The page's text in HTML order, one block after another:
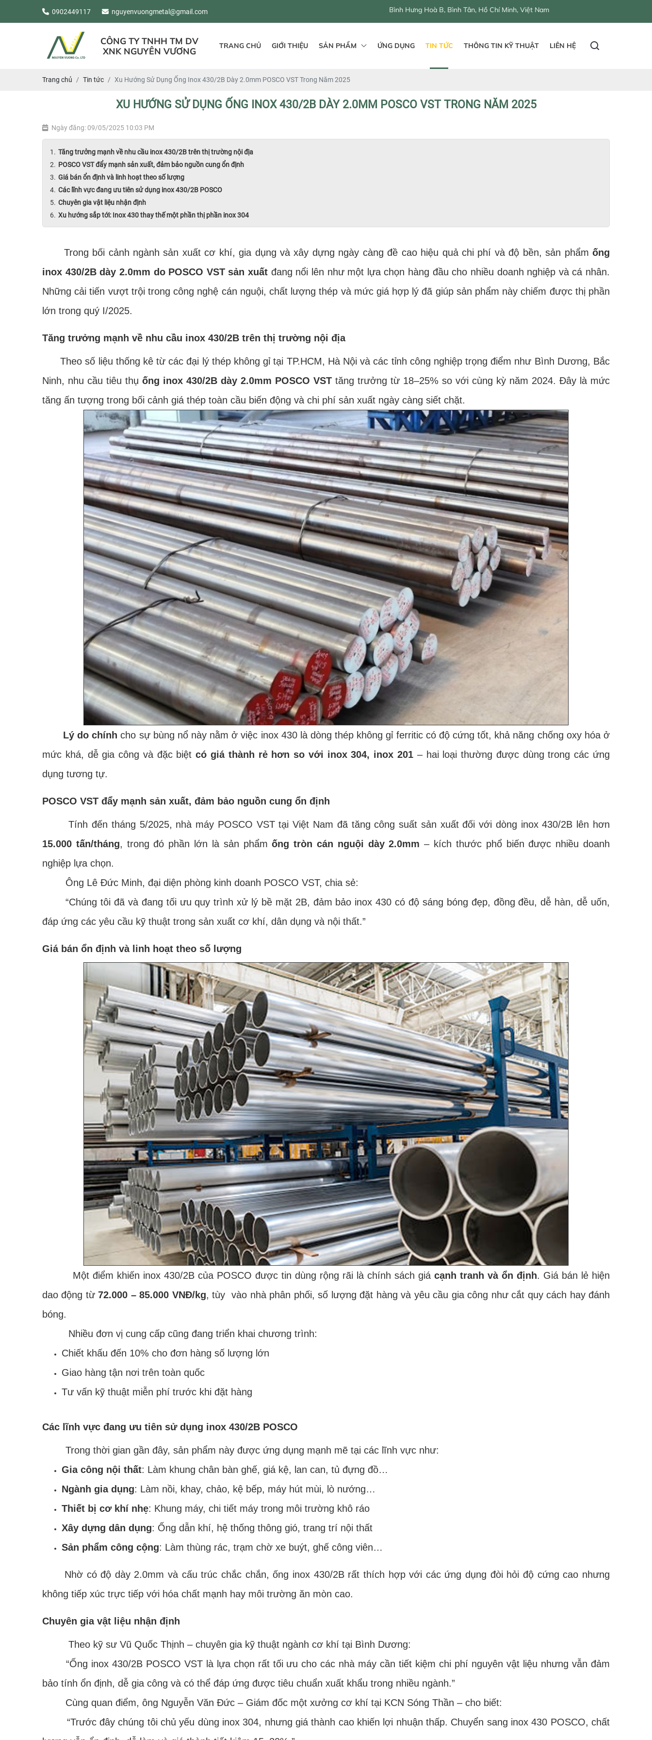
0902449117 nguyenvuongmetal@gmail.com 546 - 548 QL1A, Bình Hưng Hoà B, Bình Tân, Hồ Chí Minh, Việt Nam
CÔNG TY TNHH TM DV
XNK NGUYÊN VƯƠNG
TRANG CHỦ GIỚI THIỆU SẢN PHẨM ỨNG DỤNG TIN TỨC THÔNG TIN KỸ THUẬT LIÊN HỆ
Trang chủ Tin tức Xu Hướng Sử Dụng Ống Inox 430/2B Dày 2.0mm POSCO VST Trong Năm 2025
XU HƯỚNG SỬ DỤNG ỐNG INOX 430/2B DÀY 2.0MM POSCO VST TRONG NĂM 2025
Ngày đăng: 09/05/2025 10:03 PM
Tăng trưởng mạnh về nhu cầu inox 430/2B trên thị trường nội địa
POSCO VST đẩy mạnh sản xuất, đảm bảo nguồn cung ổn định
Giá bán ổn định và linh hoạt theo số lượng
Các lĩnh vực đang ưu tiên sử dụng inox 430/2B POSCO
Chuyên gia vật liệu nhận định
Xu hướng sắp tới: Inox 430 thay thế một phần thị phần inox 304
Trong bối cảnh ngành sản xuất cơ khí, gia dụng và xây dựng ngày càng đề cao hiệu quả chi phí và độ bền, sản phẩm ống
inox 430/2B dày 2.0mm do POSCO VST sản xuất đang nổi lên như một lựa chọn hàng đầu cho nhiều doanh nghiệp và cá nhân.
Những cải tiến vượt trội trong công nghệ cán nguội, chất lượng thép và mức giá hợp lý đã giúp sản phẩm này chiếm được thị phần
lớn trong quý I/2025.
Tăng trưởng mạnh về nhu cầu inox 430/2B trên thị trường nội địa
Theo số liệu thống kê từ các đại lý thép không gỉ tại TP.HCM, Hà Nội và các tỉnh công nghiệp trọng điểm như Bình Dương, Bắc
Ninh, nhu cầu tiêu thụ ống inox 430/2B dày 2.0mm POSCO VST tăng trưởng từ 18–25% so với cùng kỳ năm 2024. Đây là mức
tăng ấn tượng trong bối cảnh giá thép toàn cầu biến động và chi phí sản xuất ngày càng siết chặt.
Lý do chính cho sự bùng nổ này nằm ở việc inox 430 là dòng thép không gỉ ferritic có độ cứng tốt, khả năng chống oxy hóa ở
mức khá, dễ gia công và đặc biệtcó giá thành rẻ hơn so với inox 304, inox 201 – hai loại thường được dùng trong các ứng
dụng tương tự.
POSCO VST đẩy mạnh sản xuất, đảm bảo nguồn cung ổn định
Tính đến tháng 5/2025, nhà máy POSCO VST tại Việt Nam đã tăng công suất sản xuất đối với dòng inox 430/2B lên hơn
15.000 tấn/tháng, trong đó phần lớn là sản phẩmống tròn cán nguội dày 2.0mm – kích thước phổ biến được nhiều doanh
nghiệp lựa chọn.
Ông Lê Đức Minh, đại diện phòng kinh doanh POSCO VST, chia sẻ:
“Chúng tôi đã và đang tối ưu quy trình xử lý bề mặt 2B, đảm bảo inox 430 có độ sáng bóng đẹp, đồng đều, dễ hàn, dễ uốn,
đáp ứng các yêu cầu kỹ thuật trong sản xuất cơ khí, dân dụng và nội thất.”
Giá bán ổn định và linh hoạt theo số lượng
Một điểm khiến inox 430/2B của POSCO được tin dùng rộng rãi là chính sách giá cạnh tranh và ổn định. Giá bán lẻ hiện
dao động từ72.000 – 85.000 VNĐ/kg, tùy vào nhà phân phối, số lượng đặt hàng và yêu cầu gia công như cắt quy cách hay đánh
bóng.
Nhiều đơn vị cung cấp cũng đang triển khai chương trình:
Chiết khấu đến 10% cho đơn hàng số lượng lớn
Giao hàng tận nơi trên toàn quốc
Tư vấn kỹ thuật miễn phí trước khi đặt hàng
Các lĩnh vực đang ưu tiên sử dụng inox 430/2B POSCO
Trong thời gian gần đây, sản phẩm này được ứng dụng mạnh mẽ tại các lĩnh vực như:
Gia công nội thất: Làm khung chân bàn ghế, giá kệ, lan can, tủ đựng đồ…
Ngành gia dụng: Làm nồi, khay, chảo, kệ bếp, máy hút mùi, lò nướng…
Thiết bị cơ khí nhẹ: Khung máy, chi tiết máy trong môi trường khô ráo
Xây dựng dân dụng: Ống dẫn khí, hệ thống thông gió, trang trí nội thất
Sản phẩm công cộng: Làm thùng rác, trạm chờ xe buýt, ghế công viên…
Nhờ có độ dày 2.0mm và cấu trúc chắc chắn, ống inox 430/2B rất thích hợp với các ứng dụng đòi hỏi độ cứng cao nhưng
không tiếp xúc trực tiếp với hóa chất mạnh hay môi trường ăn mòn cao.
Chuyên gia vật liệu nhận định
Theo kỹ sư Vũ Quốc Thịnh – chuyên gia kỹ thuật ngành cơ khí tại Bình Dương:
“Ống inox 430/2B POSCO VST là lựa chọn rất tối ưu cho các nhà máy cần tiết kiệm chi phí nguyên vật liệu nhưng vẫn đảm
bảo tính ổn định, dễ gia công và có thể đáp ứng được tiêu chuẩn xuất khẩu trong nhiều ngành.”
Cùng quan điểm, ông Nguyễn Văn Đức – Giám đốc một xưởng cơ khí tại KCN Sóng Thần – cho biết:
“Trước đây chúng tôi chủ yếu dùng inox 304, nhưng giá thành cao khiến lợi nhuận thấp. Chuyển sang inox 430 POSCO, chất